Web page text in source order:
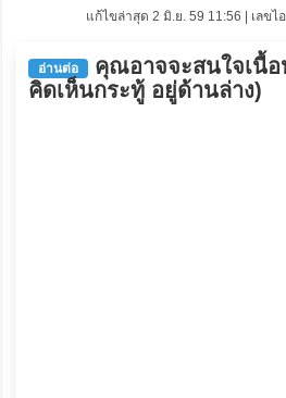
แก้ไขล่าสุด 2 มิ.ย. 59 11:56 | เลข
อ่านต่อ
คุณอาจจะสนใจเนื้อ
คิดเห็นกระทู้ อยู่ด้านล่าง)